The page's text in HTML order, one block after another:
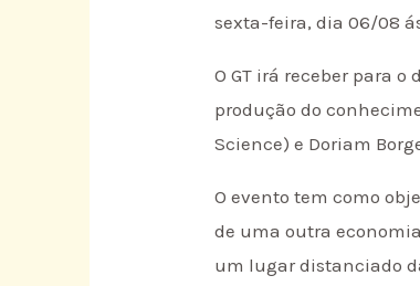
sexta-feira, dia 06/08
O GT irá receber para
produção do
Science) e Doriam
O evento tem como
de uma outra
um lugar distanciado